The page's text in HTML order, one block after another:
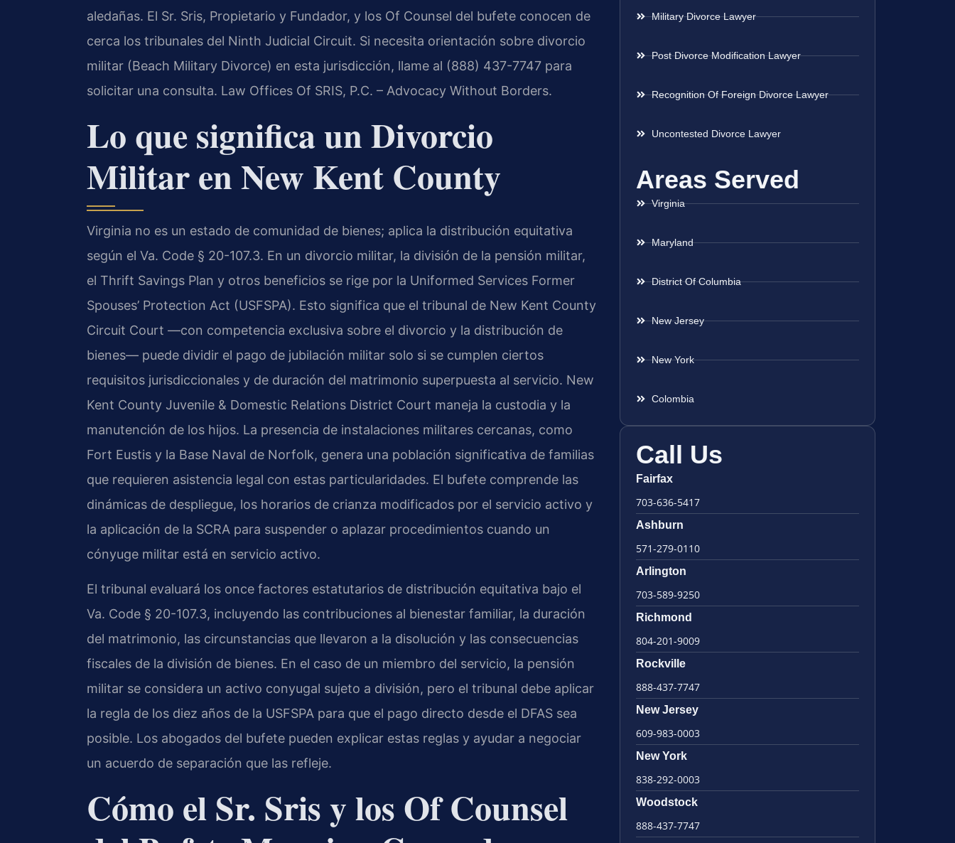
aledañas. El Sr. Sris, Propietario y Fundador, y los Of Counsel del bufete conocen de
cerca los tribunales del Ninth Judicial Circuit. Si necesita orientación sobre divorcio
militar (Beach Military Divorce) en esta jurisdicción, llame al (888) 437-7747 para
solicitar una consulta. Law Offices Of SRIS, P.C. – Advocacy Without Borders.
Lo que significa un Divorcio
Militar en New Kent County
Virginia no es un estado de comunidad de bienes; aplica la distribución equitativa
según el Va. Code § 20-107.3. En un divorcio militar, la división de la pensión militar,
el Thrift Savings Plan y otros beneficios se rige por la Uniformed Services Former
Spouses’ Protection Act (USFSPA). Esto significa que el tribunal de New Kent County
Circuit Court —con competencia exclusiva sobre el divorcio y la distribución de
bienes— puede dividir el pago de jubilación militar solo si se cumplen ciertos
requisitos jurisdiccionales y de duración del matrimonio superpuesta al servicio. New
Kent County Juvenile & Domestic Relations District Court maneja la custodia y la
manutención de los hijos. La presencia de instalaciones militares cercanas, como
Fort Eustis y la Base Naval de Norfolk, genera una población significativa de familias
que requieren asistencia legal con estas particularidades. El bufete comprende las
dinámicas de despliegue, los horarios de crianza modificados por el servicio activo y
la aplicación de la SCRA para suspender o aplazar procedimientos cuando un
cónyuge militar está en servicio activo.
El tribunal evaluará los once factores estatutarios de distribución equitativa bajo el
Va. Code § 20-107.3, incluyendo las contribuciones al bienestar familiar, la duración
del matrimonio, las circunstancias que llevaron a la disolución y las consecuencias
fiscales de la división de bienes. En el caso de un miembro del servicio, la pensión
militar se considera un activo conyugal sujeto a división, pero el tribunal debe aplicar
la regla de los diez años de la USFSPA para que el pago directo desde el DFAS sea
posible. Los abogados del bufete pueden explicar estas reglas y ayudar a negociar
un acuerdo de separación que las refleje.
Cómo el Sr. Sris y los Of Counsel
Military Divorce Lawyer
Post Divorce Modification Lawyer
Recognition Of Foreign Divorce Lawyer
Uncontested Divorce Lawyer
Areas Served
Virginia
Maryland
District Of Columbia
New Jersey
New York
Colombia
Call Us
Fairfax
703-636-5417
Ashburn
571-279-0110
Arlington
703-589-9250
Richmond
804-201-9009
Rockville
888-437-7747
New Jersey
609-983-0003
New York
838-292-0003
Woodstock
888-437-7747